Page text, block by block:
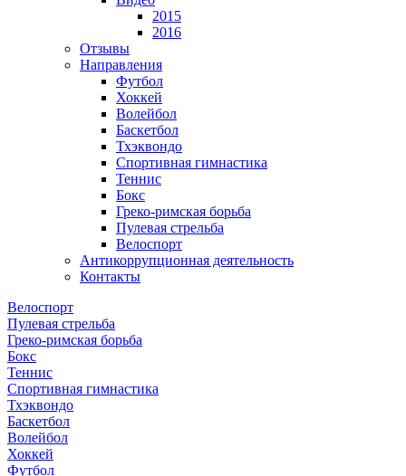
2015
2016
Отзывы
Направления
Футбол
Хоккей
Волейбол
Баскетбол
Тхэквондо
Спортивная гимнастика
Теннис
Бокс
Греко-римская борьба
Пулевая стрельба
Велоспорт
Антикоррупционная деятельность
Контакты
Велоспорт
Пулевая стрельба
Греко-римская борьба
Бокс
Теннис
Спортивная гимнастика
Тхэквондо
Баскетбол
Волейбол
Хоккей
Футбол